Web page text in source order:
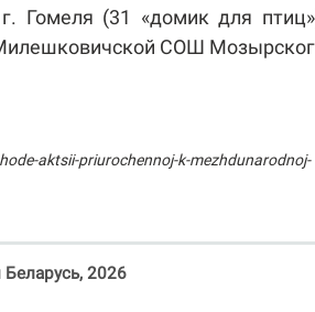
Гомеля (31 «домик для
СОШ
aktsii-priurochennoj-k-mezhdunarodnoj-
2026